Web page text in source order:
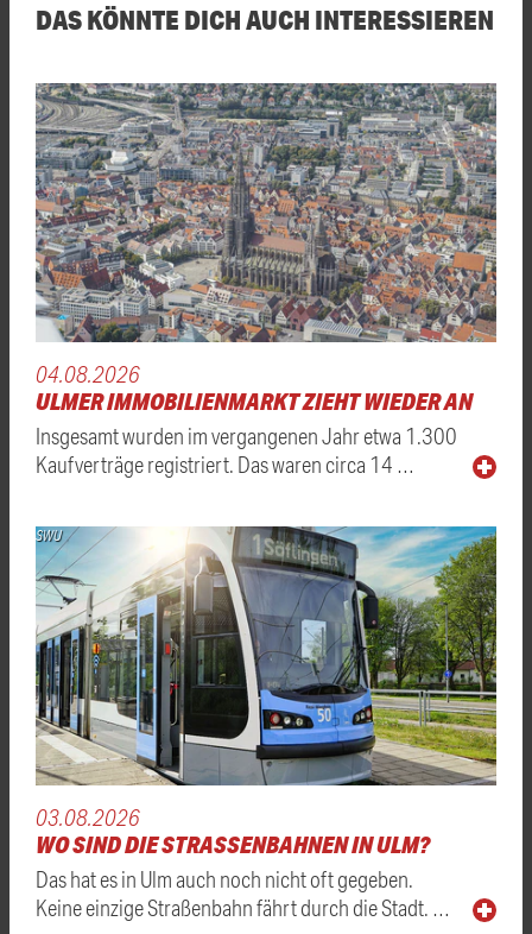
DAS KÖNNTE DICH AUCH INTERESSIEREN
04.08.2026
ULMER IMMOBILIENMARKT ZIEHT WIEDER AN
Insgesamt wurden im vergangenen Jahr etwa 1.300
Kaufverträge registriert. Das waren circa 14 …
SWU
03.08.2026
WO SIND DIE STRASSENBAHNEN IN ULM?
Das hat es in Ulm auch noch nicht oft gegeben.
Keine einzige Straßenbahn fährt durch die Stadt. …